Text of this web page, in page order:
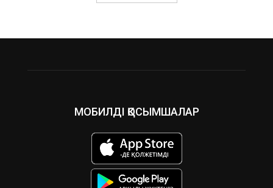
МОБИЛДІ ҚОСЫМШАЛАР